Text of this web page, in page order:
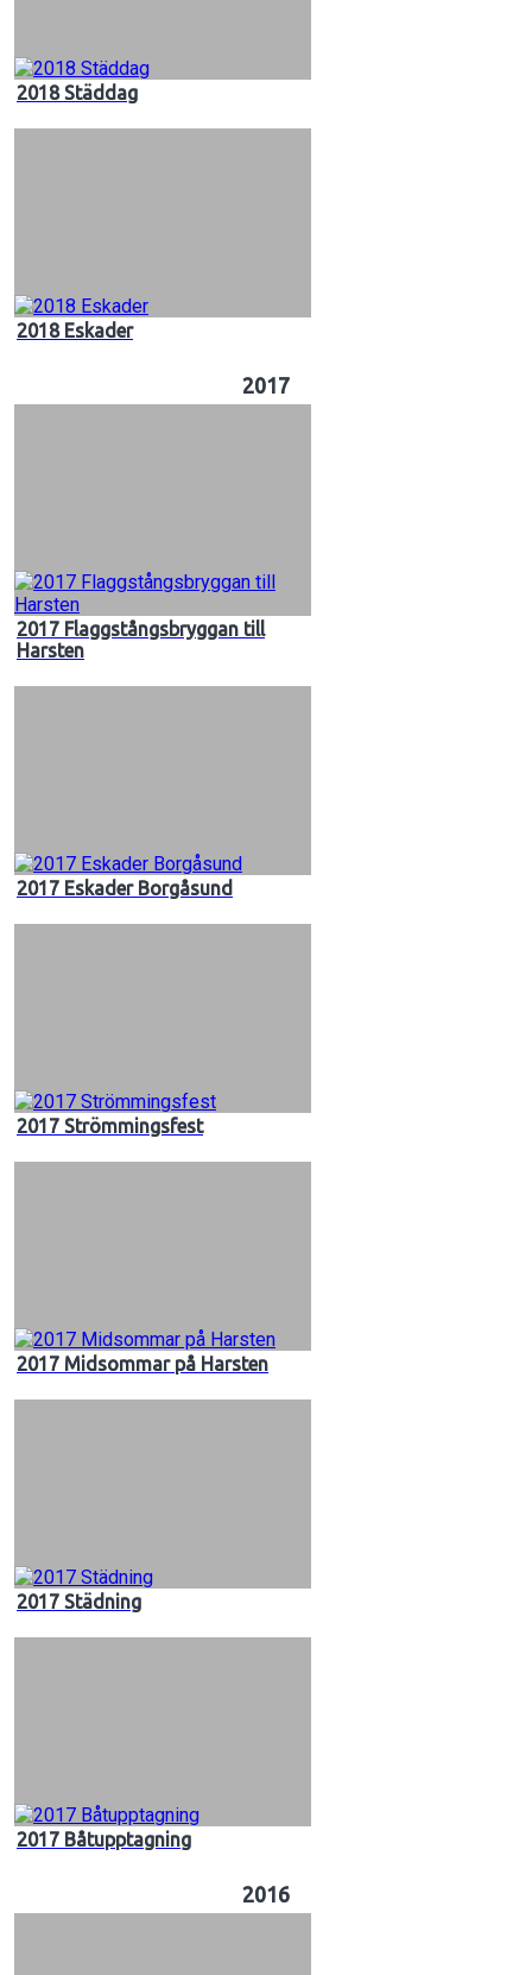
2018 Städdag
2018 Eskader
2017
2017 Flaggstångsbryggan till
Harsten
2017 Eskader Borgåsund
2017 Strömmingsfest
2017 Midsommar på Harsten
2017 Städning
2017 Båtupptagning
2016